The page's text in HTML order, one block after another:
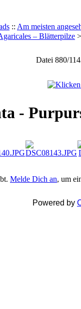
:: Am meisten
– Blätterpilze
Datei 880/
-
Melde Dich an, um
Powered by